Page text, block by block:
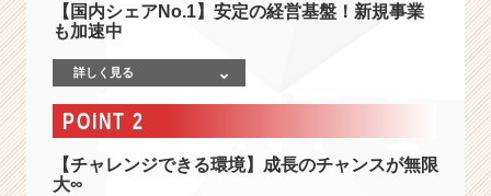
o.
立
ら
3
【国内シェアNo.1】安定の経営基盤！新規事業
も加速中
詳しく見る
POINT 2
【チャレンジできる環境】成長のチャンスが無限
大∞